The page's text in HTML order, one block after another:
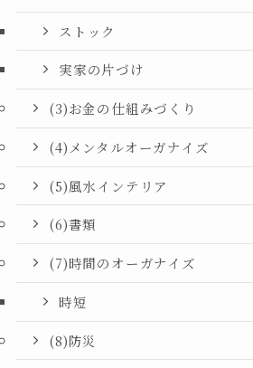
ストック
実家の片づけ
(3)お金の仕組みづくり
(4)メンタルオーガナイズ
(5)風水インテリア
(6)書類
(7)時間のオーガナイズ
時短
(8)防災